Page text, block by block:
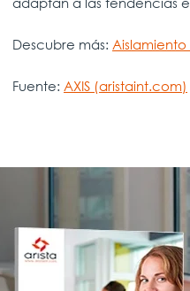
Descubre más:
Fuente: AXIS (aristaint.com)